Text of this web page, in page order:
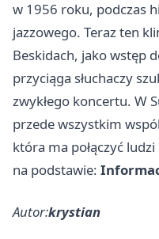
w 1956 roku, podczas
jazzowego. Teraz ten
Beskidach, jako wstęp
przyciąga słuchaczy
zwykłego koncertu. W
przede wszystkim
która ma połączyć ludzi
na podstawie:
Autor:krystian